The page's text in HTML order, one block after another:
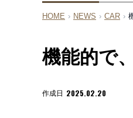
HOME › NEWS › CAR ›
機能的で
作成日 2025.02.20